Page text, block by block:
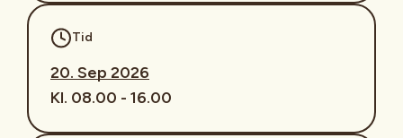
Tid
20. Sep 2026
Kl. 08.00 - 16.00